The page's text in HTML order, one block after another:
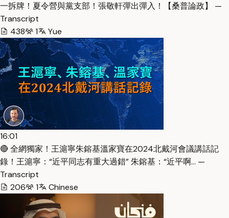
一拆牌！夏令營與黨支部！張敬軒彈出彈入！【桑普論政】 —
Transcript
438
1 Yue
16:01
🔴 全網獨家！王滬寧朱鎔基溫家寶在2024北戴河會議講話記
錄！王滬寧：“近平同志有重大過錯” 朱鎔基：“近平啊… —
Transcript
206
1 Chinese